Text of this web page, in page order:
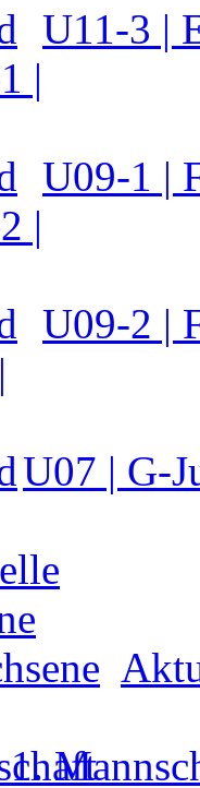
U11-3 |
U09-1 |
U09-2 |
U07 | G-
1.